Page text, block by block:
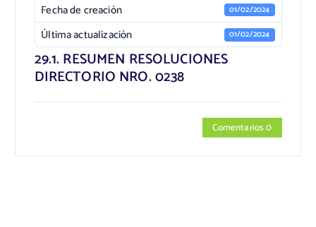
Fecha de creación 01/02/2024
Última actualización 01/02/2024
29.1. RESUMEN RESOLUCIONES
DIRECTORIO NRO. 0238
Comentarios 0